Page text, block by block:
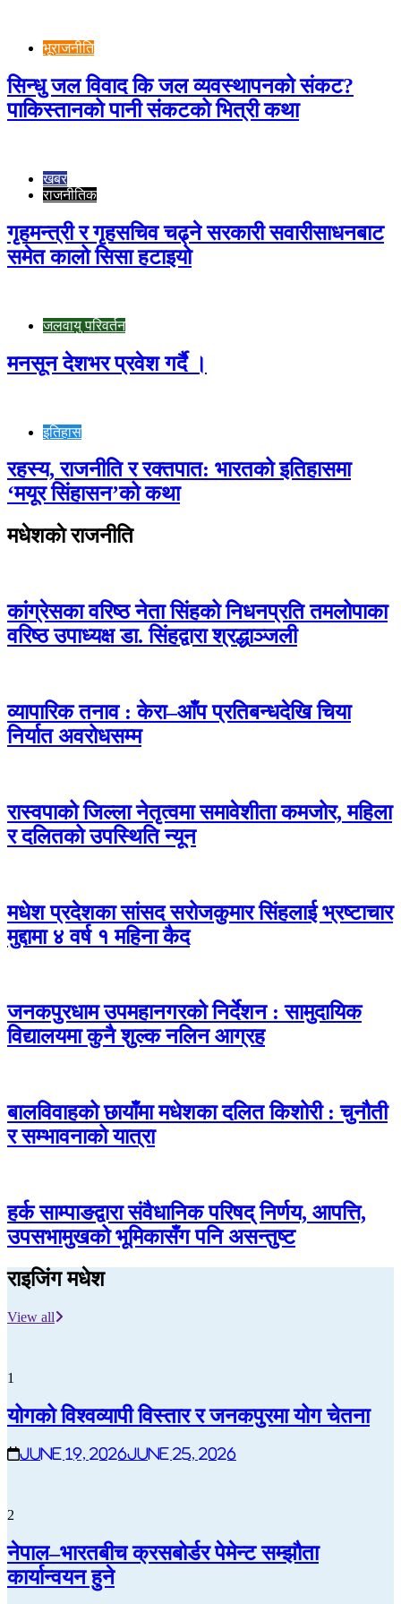
भूराजनीति
सिन्धु जल विवाद कि जल व्यवस्थापनको संकट?
पाकिस्तानको पानी संकटको भित्री कथा
खबर
राजनीतिक
गृहमन्त्री र गृहसचिव चढ्ने सरकारी सवारीसाधनबाट
समेत कालो सिसा हटाइयो
जलवायु परिवर्तन
मनसून देशभर प्रवेश गर्दै ।
इतिहास
रहस्य, राजनीति र रक्तपात: भारतको इतिहासमा
‘मयूर सिंहासन’को कथा
मधेशकाे राजनीति
कांग्रेसका वरिष्ठ नेता सिंहको निधनप्रति तमलोपाका
वरिष्ठ उपाध्यक्ष डा. सिंहद्वारा श्रद्धाञ्जली
व्यापारिक तनाव : केरा–आँप प्रतिबन्धदेखि चिया
निर्यात अवरोधसम्म
रास्वपाको जिल्ला नेतृत्वमा समावेशीता कमजोर, महिला
र दलितको उपस्थिति न्यून
मधेश प्रदेशका सांसद सरोजकुमार सिंहलाई भ्रष्टाचार
मुद्दामा ४ वर्ष १ महिना कैद
जनकपुरधाम उपमहानगरको निर्देशन : सामुदायिक
विद्यालयमा कुनै शुल्क नलिन आग्रह
बालविवाहको छायाँमा मधेशका दलित किशोरी : चुनौती
र सम्भावनाको यात्रा
हर्क साम्पाङद्वारा संवैधानिक परिषद् निर्णय, आपत्ति,
उपसभामुखको भूमिकासँग पनि असन्तुष्ट
राइजिंग मधेश
View all
1
योगको विश्वव्यापी विस्तार र जनकपुरमा योग चेतना
June 19, 2026June 25, 2026
2
नेपाल–भारतबीच क्रसबोर्डर पेमेन्ट सम्झौता
कार्यान्वयन हुने